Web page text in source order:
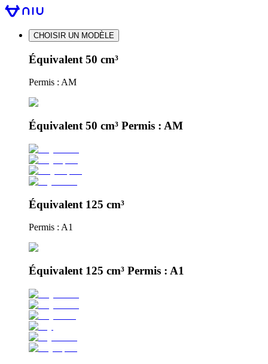
CHOISIR UN MODÈLE
Équivalent 50 cm³
Permis : AM
Équivalent 50 cm³ Permis : AM
Équivalent 125 cm³
Permis : A1
Équivalent 125 cm³ Permis : A1